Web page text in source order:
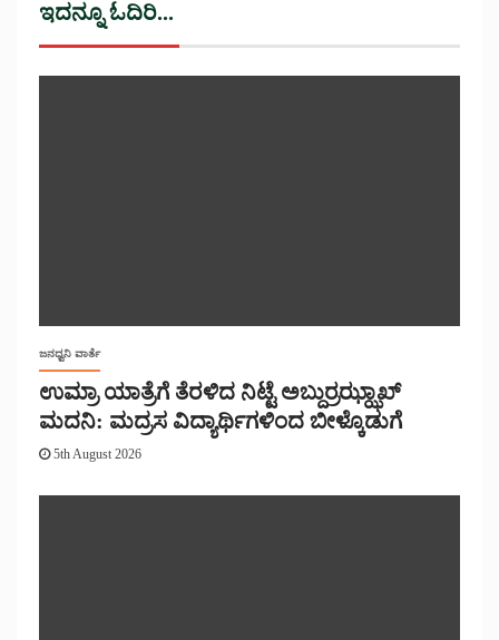
ಇದನ್ನೂ ಓದಿರಿ...
ಜನಧ್ವನಿ ವಾರ್ತೆ
ಉಮ್ರಾ ಯಾತ್ರೆಗೆ ತೆರಳಿದ ನಿಟ್ಟೆ ಅಬ್ದುರ್ರಝ್ಝಾಖ್
ಮದನಿ: ಮದ್ರಸ ವಿದ್ಯಾರ್ಥಿಗಳಿಂದ ಬೀಳ್ಕೊಡುಗೆ
5th August 2026